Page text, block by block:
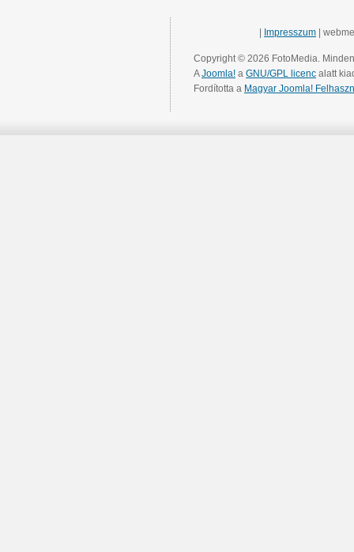
Impresszum |
Copyright © 2026 FotoMedia.
AJoomla! a GNU/GPL licenc alatt
Fordította a Magyar Joomla!